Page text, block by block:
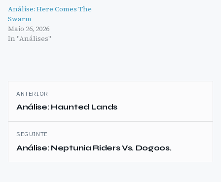
Análise: Here Comes The
Swarm
Maio 26, 2026
In "Análises"
Navegação
de
artigos
ANTERIOR
Análise: Haunted Lands
SEGUINTE
Análise: Neptunia Riders Vs. Dogoos.